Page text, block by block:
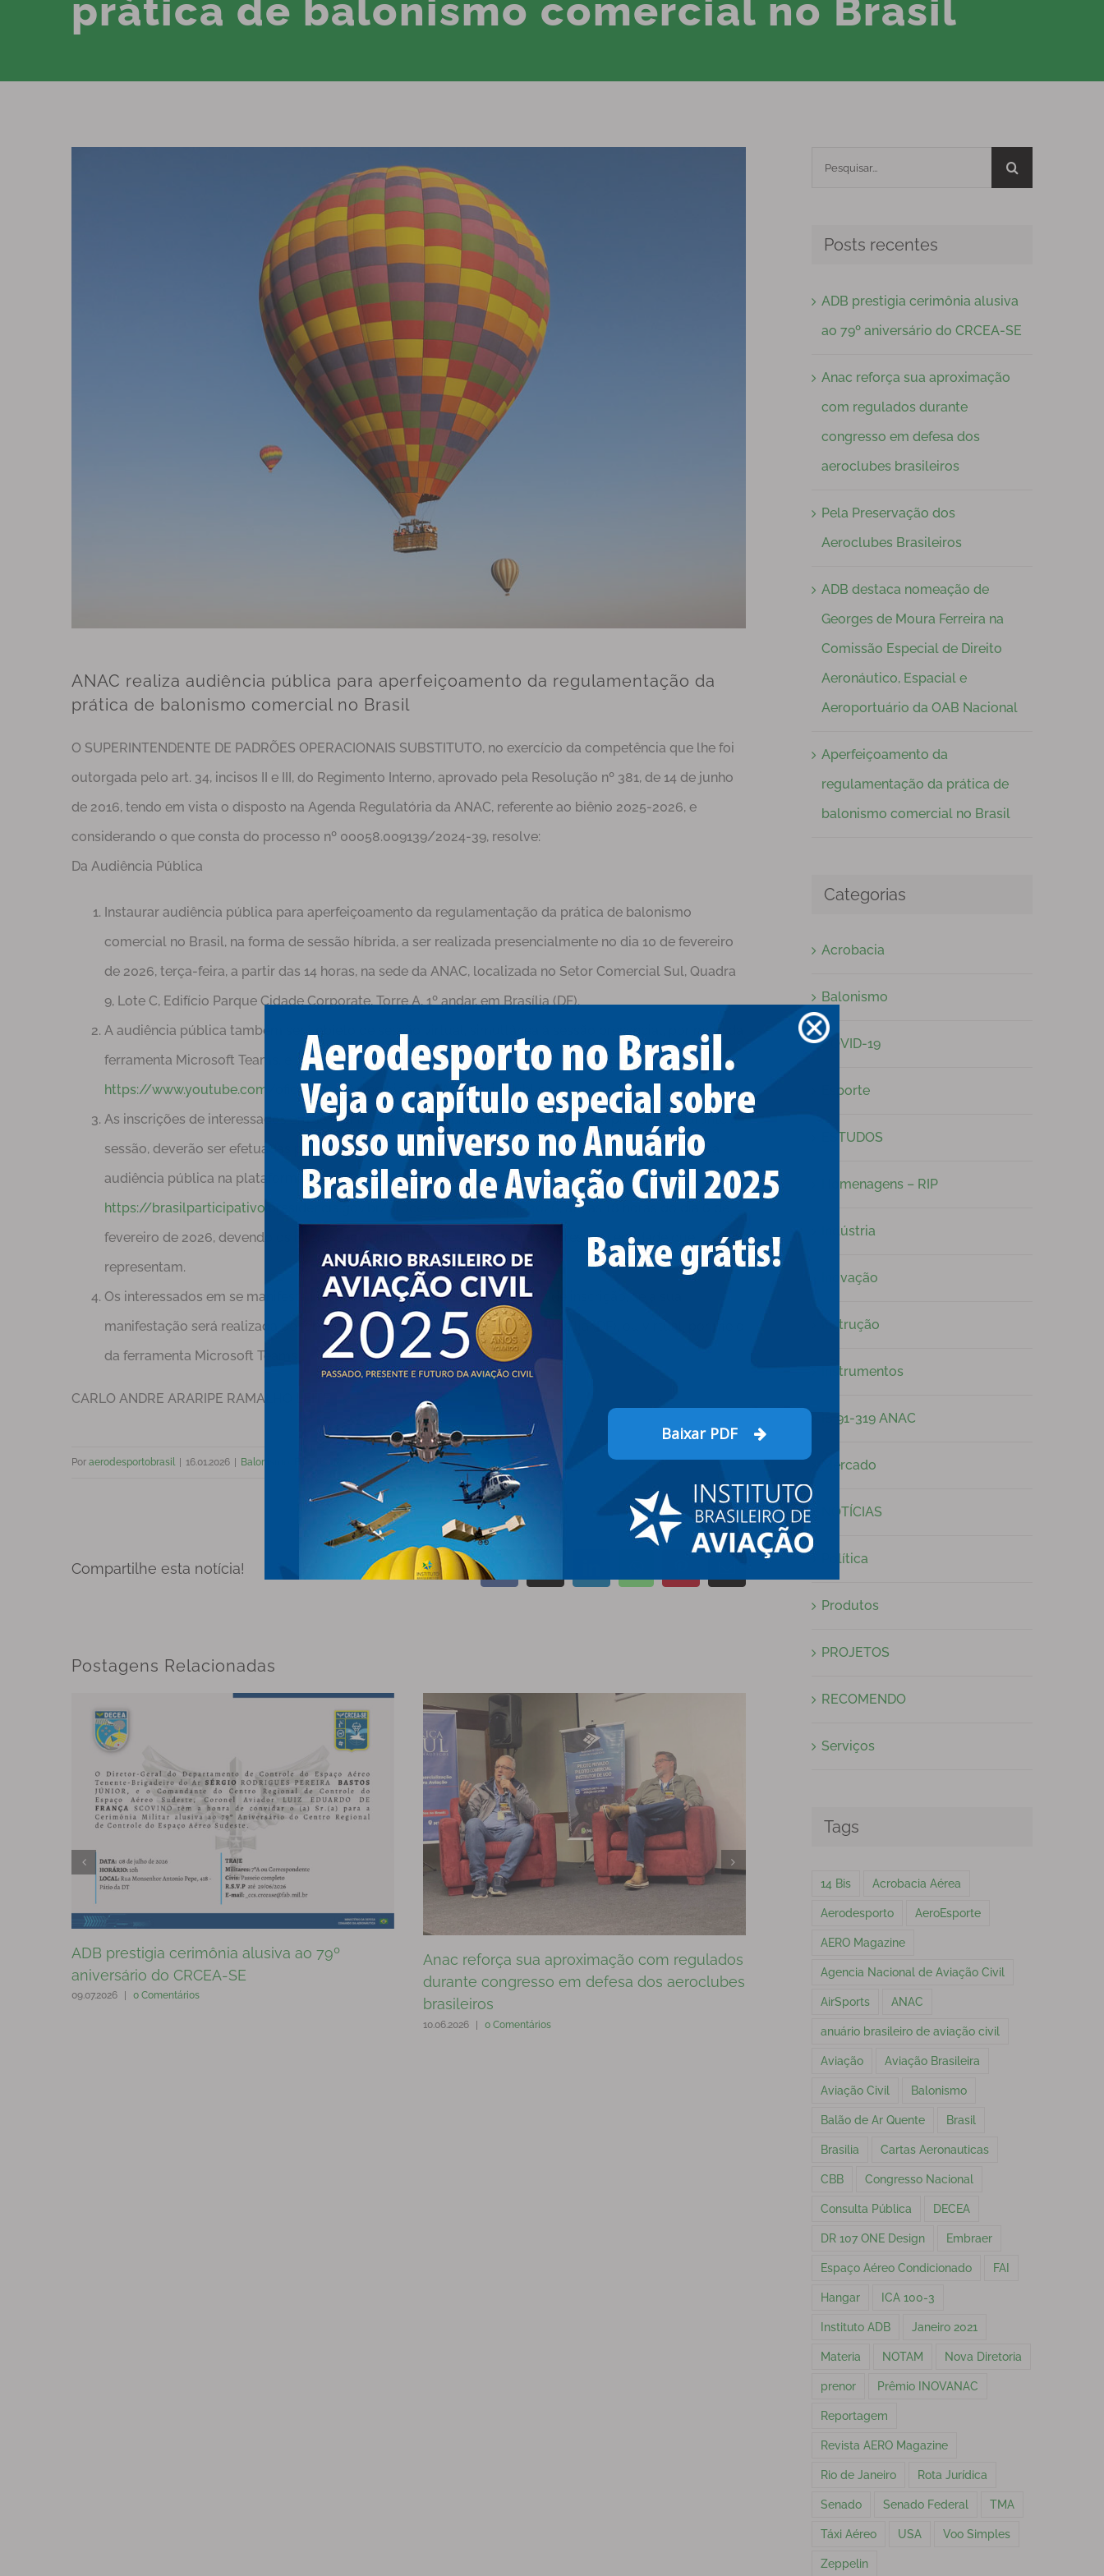
prática de balonismo comercial no Brasil
ANAC realiza audiência pública para aperfeiçoamento da regulamentação da
prática de balonismo comercial no Brasil
O SUPERINTENDENTE DE PADRÕES OPERACIONAIS SUBSTITUTO, no exercício da competência que lhe foi
outorgada pelo art. 34, incisos II e III, do Regimento Interno, aprovado pela Resolução nº 381, de 14 de junho
de 2016, tendo em vista o disposto na Agenda Regulatória da ANAC, referente ao biênio 2025-2026, e
considerando o que consta do processo nº 00058.009139/2024-39, resolve:
Da Audiência Pública
Instaurar audiência pública para aperfeiçoamento da regulamentação da prática de balonismo
comercial no Brasil, na forma de sessão híbrida, a ser realizada presencialmente no dia 10 de fevereiro
de 2026, terça-feira, a partir das 14 horas, na sede da ANAC, localizada no Setor Comercial Sul, Quadra
9, Lote C, Edifício Parque Cidade Corporate, Torre A, 1º andar, em Brasília (DF).
A audiência pública também será objeto de sessão virtual, simultânea à sessão presencial, por meio da
ferramenta Microsoft Teams, e transmitida no canal da ANAC no YouTube, disponível no endereço
https://www.youtube.com/oficialanac.Da Inscrição na Audiência Pública
As inscrições de interessados em se manifestar verbalmente, de forma remota ou presencial durante a
sessão, deverão ser efetuadas por meio de formulário eletrônico específico disponível na página da
audiência pública na plataforma Brasil Participativo – endereço:
https://brasilparticipativo.presidencia.gov.br/processes/ap-01-spo-2026
, até as 18 horas do dia 6 de
fevereiro de 2026, devendo os interessados identificar, se for o caso, a empresa ou entidade que
representam.
Os interessados em se manifestar verbalmente deverão informar, no ato de inscrição, se a sua
manifestação será realizada de forma presencial, na sede da ANAC em Brasília (DF), ou virtual, por meio
da ferramenta Microsoft Teams.
CARLO ANDRE ARARIPE RAMALHO LEITE
Por aerodesportobrasil 16.01.2026 Balonismo NOTÍCIAS,Serviços
Compartilhe esta notícia! Facebook
mail
Postagens Relacionadas
ADB prestigia cerimônia alusiva ao 79º
aniversário do CRCEA-SE
09.07.2026 0 Comentários
Anac reforça sua aproximação com regulados
durante congresso em defesa dos aeroclubes
brasileiros
10.06.2026 0 Comentários
Pela Preservação dos Aeroclubes Brasileiros
04.04.2026 | 0 Comentários
Buscar
Posts recentes
ADB prestigia cerimônia alusiva
ao 79º aniversário do CRCEA-SE
Anac reforça sua aproximação
com regulados durante
congresso em defesa dos
aeroclubes brasileiros
Pela Preservação dos
Aeroclubes Brasileiros
ADB destaca nomeação de
Georges de Moura Ferreira na
Comissão Especial de Direito
Aeronáutico, Espacial e
Aeroportuário da OAB Nacional
Aperfeiçoamento da
regulamentação da prática de
balonismo comercial no Brasil
Categorias
Acrobacia
Balonismo
COVID-19
Esporte
ESTUDOS
Homenagens – RIP
Indústria
Inovação
Instrução
Instrumentos
IS 91-319 ANAC
Mercado
NOTÍCIAS
Política
Produtos
PROJETOS
RECOMENDO
Serviços
Tags
14 Bis Acrobacia Aérea
Aerodesporto AeroEsporte
AERO Magazine
Agencia Nacional de Aviação Civil
AirSports ANAC
anuário brasileiro de aviação civil
Aviação Aviação Brasileira
Aviação Civil Balonismo
Balão de Ar Quente Brasil
Brasilia Cartas Aeronauticas
CBB Congresso Nacional
Consulta Pública DECEA
DR 107 ONE Design Embraer
Espaço Aéreo Condicionado FAI
Hangar ICA 100-3
Instituto ADB Janeiro 2021
Materia NOTAM Nova Diretoria
prenor Prêmio INOVANAC
Reportagem
Revista AERO Magazine
Rio de Janeiro Rota Jurídica
Senado Senado Federal TMA
Táxi Aéreo USA Voo Simples
Zeppelin
Baixar PDF